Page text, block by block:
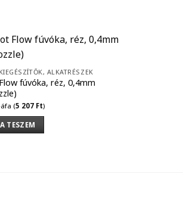
ALKATRÉSZEK
fúvóka, réz, 0,4mm
(5 207 Ft)
TESZEM